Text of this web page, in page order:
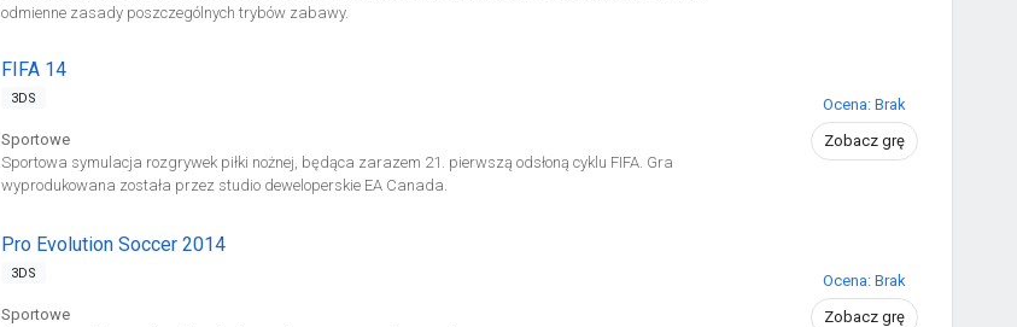
odmienne zasady poszczególnych trybów zabawy.
FIFA 14
3DS
Sportowe
Sportowa symulacja rozgrywek piłki nożnej, będąca zarazem 21. pierwszą odsłoną cyklu FIFA. Gra
wyprodukowana została przez studio deweloperskie EA Canada.
Ocena: Brak
Zobacz grę
Pro Evolution Soccer 2014
3DS
Sportowe
Ocena: Brak
Zobacz grę